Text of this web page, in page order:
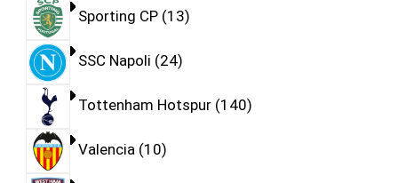
Sporting CP 13
SSC Napoli 24
Tottenham Hotspur 140
Valencia 10